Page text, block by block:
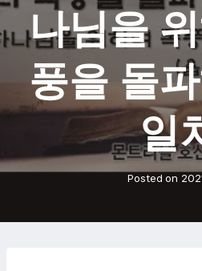
나님을
풍을 돌
일
Posted on